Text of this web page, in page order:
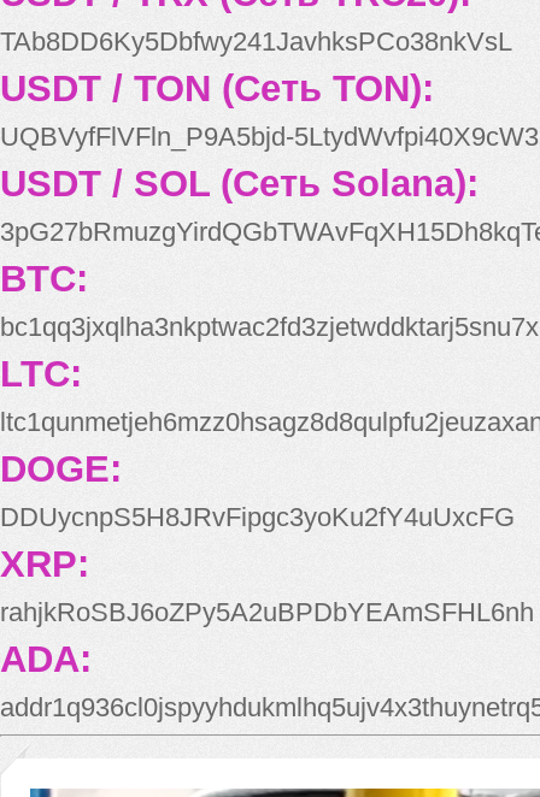
TAb8DD6Ky5Dbfwy241JavhksPCo38nkVsL
USDT / TON (Сеть TON):
UQBVyfFlVFln_P9A5bjd-
USDT / SOL (Сеть Solana):
BTC:
bc1qq3jxqlha3nkptwac2fd3zjetwddktarj5snu7x
LTC:
DOGE:
DDUycnpS5H8JRvFipgc3yoKu2fY4uUxcFG
XRP:
rahjkRoSBJ6oZPy5A2uBPDbYEAmSFHL6nh
ADA: